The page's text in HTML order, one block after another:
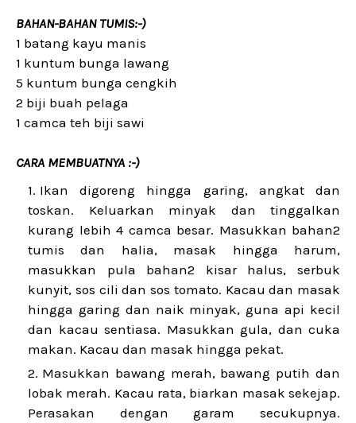
BAHAN-BAHAN TUMIS:-)
1 batang kayu manis
1 kuntum bunga lawang
5 kuntum bunga cengkih
2 biji buah pelaga
1 camca teh biji sawi
CARA MEMBUATNYA :-)
Ikan digoreng hingga garing, angkat dan
toskan. Keluarkan minyak dan tinggalkan
kurang lebih 4 camca besar. Masukkan bahan2
tumis dan halia, masak hingga harum,
masukkan pula bahan2 kisar halus, serbuk
kunyit, sos cili dan sos tomato. Kacau dan masak
hingga garing dan naik minyak, guna api kecil
dan kacau sentiasa. Masukkan gula, dan cuka
makan. Kacau dan masak hingga pekat.
Masukkan bawang merah, bawang putih dan
lobak merah. Kacau rata, biarkan masak sekejap.
Perasakan dengan garam secukupnya.